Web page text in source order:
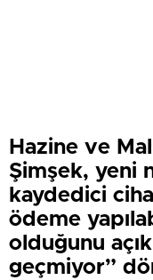
Hazine ve
Şimşek, yeni
kaydedici
ödeme
olduğunu
geçmiyor”